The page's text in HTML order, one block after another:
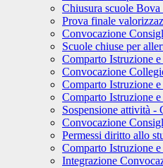
Chiusura scuole
Prova finale
Convocazione
Scuole chiuse per
Comparto Istruzione
Convocazione
Comparto Istruzione
Comparto Istruzione
Sospensione attività -
Convocazione
Permessi diritto allo
Comparto Istruzione
Integrazione